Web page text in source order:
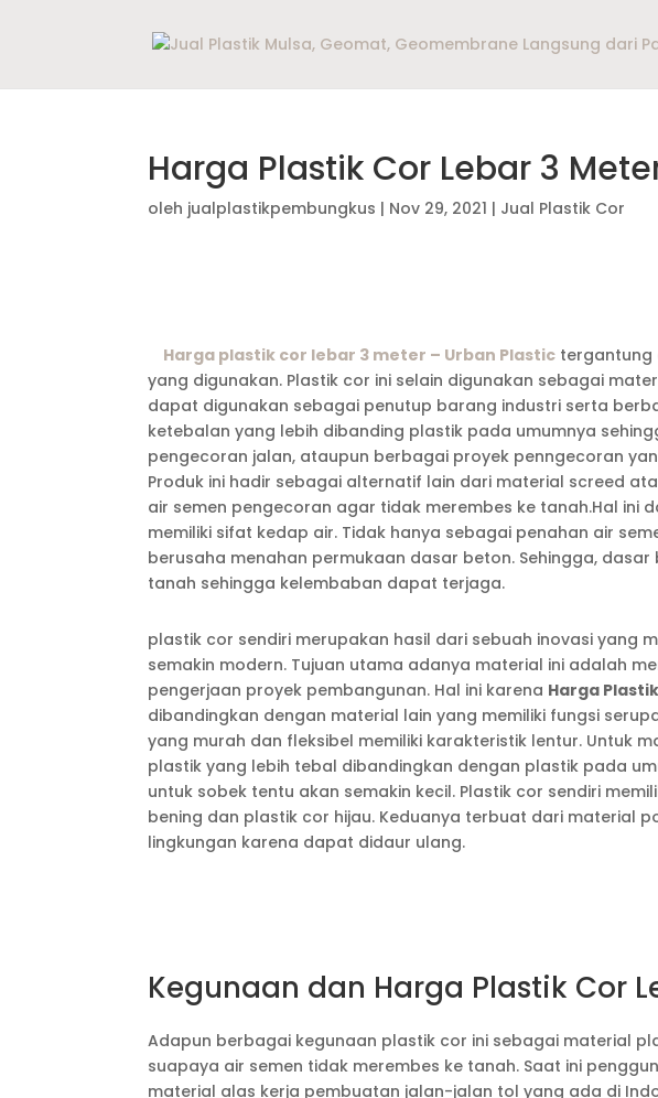
Harga Plastik Cor Lebar 3
oleh jualplastikpembungkus | Nov 29, 2021 | Jual Plastik Cor
Harga plastik cor lebar 3 meter – Urban Plastic tergantung
yang digunakan. Plastik cor ini selain digunakan sebagai
dapat digunakan sebagai penutup barang industri serta
ketebalan yang lebih dibanding plastik pada umumnya
pengecoran jalan, ataupun berbagai proyek penngecoran
Produk ini hadir sebagai alternatif lain dari material screed
air semen pengecoran agar tidak merembes ke tanah.Hal ini
memiliki sifat kedap air. Tidak hanya sebagai penahan air
berusaha menahan permukaan dasar beton. Sehingga,
tanah sehingga kelembaban dapat terjaga.
plastik cor sendiri merupakan hasil dari sebuah inovasi yang
semakin modern. Tujuan utama adanya material ini adalah
pengerjaan proyek pembangunan. Hal ini karena Harga
dibandingkan dengan material lain yang memiliki fungsi
yang murah dan fleksibel memiliki karakteristik lentur. Untuk
plastik yang lebih tebal dibandingkan dengan plastik pada
untuk sobek tentu akan semakin kecil. Plastik cor sendiri
bening dan plastik cor hijau. Keduanya terbuat dari material
lingkungan karena dapat didaur ulang.
Kegunaan dan Harga Plastik Cor
Adapun berbagai kegunaan plastik cor ini sebagai material
suapaya air semen tidak merembes ke tanah. Saat ini
material alas kerja pembuatan jalan-jalan tol yang ada di